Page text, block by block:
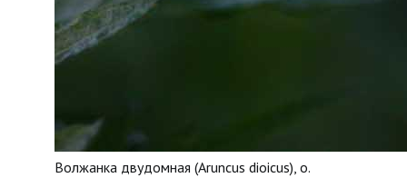
Волжанка двудомная (Aruncus dioicus), о.